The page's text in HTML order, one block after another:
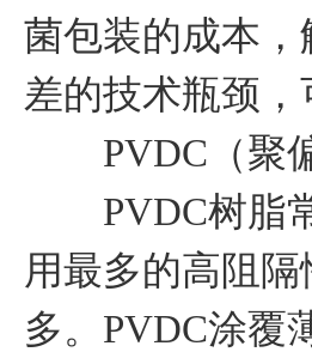
菌包装的成本
差的技术瓶颈
PVDC（聚偏
PVDC树脂常
用最多的高阻
多。PVDC涂覆